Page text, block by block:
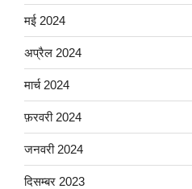
मई 2024
अप्रैल 2024
मार्च 2024
फ़रवरी 2024
जनवरी 2024
दिसम्बर 2023